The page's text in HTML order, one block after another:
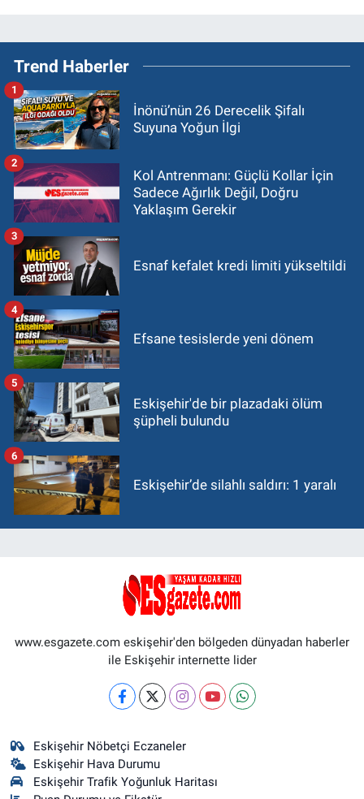
Trend Haberler
İnönü’nün 26 Derecelik Şifalı
Suyuna Yoğun İlgi
1
Kol Antrenmanı: Güçlü Kollar İçin
Sadece Ağırlık Değil, Doğru
Yaklaşım Gerekir
2
Esnaf kefalet kredi limiti yükseltildi
3
Efsane tesislerde yeni dönem
4
Eskişehir'de bir plazadaki ölüm
şüpheli bulundu
5
Eskişehir’de silahlı saldırı: 1 yaralı
6
www.esgazete.com eskişehir'den bölgeden dünyadan haberler
ile Eskişehir internette lider
Eskişehir Nöbetçi Eczaneler
Eskişehir Hava Durumu
Eskişehir Trafik Yoğunluk Haritası